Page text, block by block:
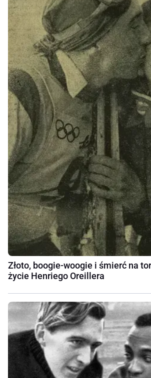
Złoto, boogie-woogie i śmierć na
życie Henriego Oreillera